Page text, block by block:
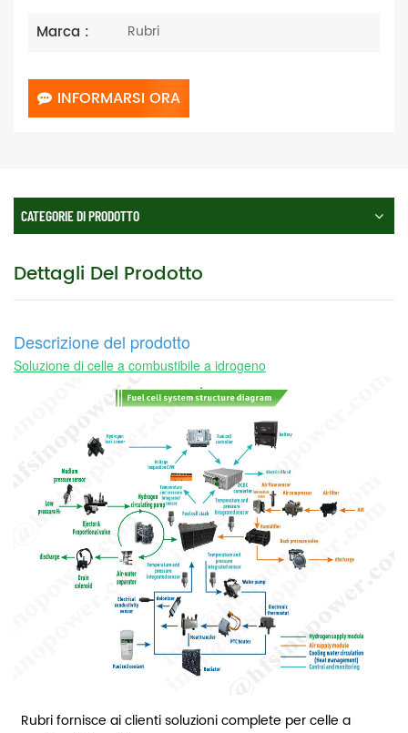
Marca : Rubri
INFORMARSI ORA
CATEGORIE DI PRODOTTO
Dettagli Del Prodotto
Descrizione del prodotto
Soluzione di celle a combustibile a idrogeno
Rubri fornisce ai clienti soluzioni complete per celle a